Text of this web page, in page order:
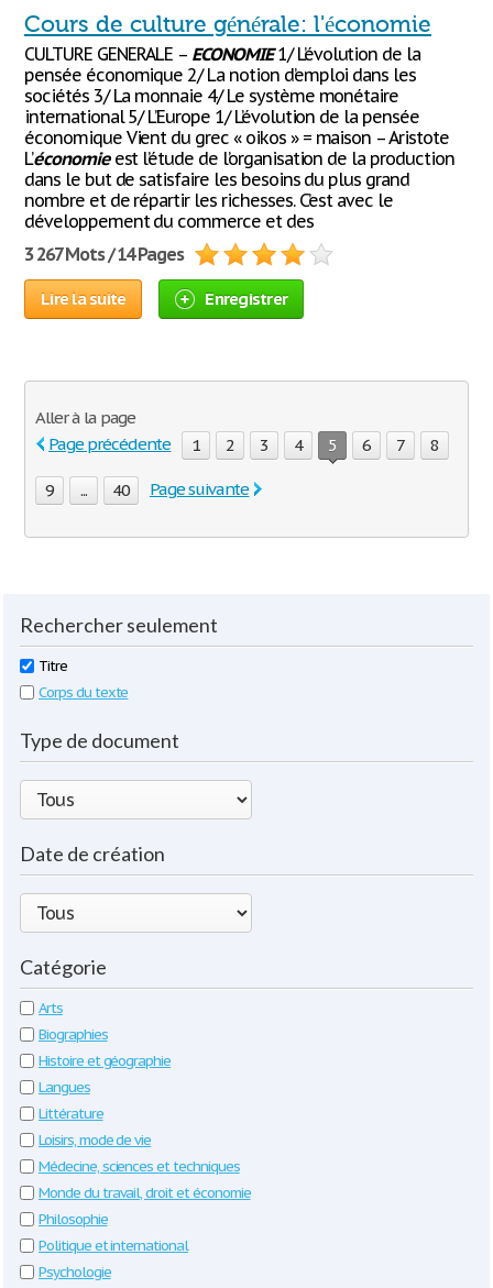
Cours de culture générale: l'économie
CULTURE GENERALE – ECONOMIE1/ L’évolution de la
pensée économique 2/ La notion d’emploi dans les
sociétés 3/ La monnaie 4/ Le système monétaire
international 5/ L’Europe 1/ L’évolution de la pensée
économique Vient du grec « oikos » = maison – Aristote
L’économieest l’étude de l’organisation de la production
dans le but de satisfaire les besoins du plus grand
nombre et de répartir les richesses. C’est avec le
développement du commerce et des
3 267 Mots / 14 Pages
Lire la suite Enregistrer
Aller à la page
Page précédente
1 2 3 4 5 6 7 8
9 ... 40 Page suivante
Rechercher seulement
Titre
Corps du texte
Type de document
Date de création
Catégorie
Arts
Biographies
Histoire et géographie
Langues
Littérature
Loisirs, mode de vie
Médecine, sciences et techniques
Monde du travail, droit et économie
Philosophie
Politique et international
Psychologie